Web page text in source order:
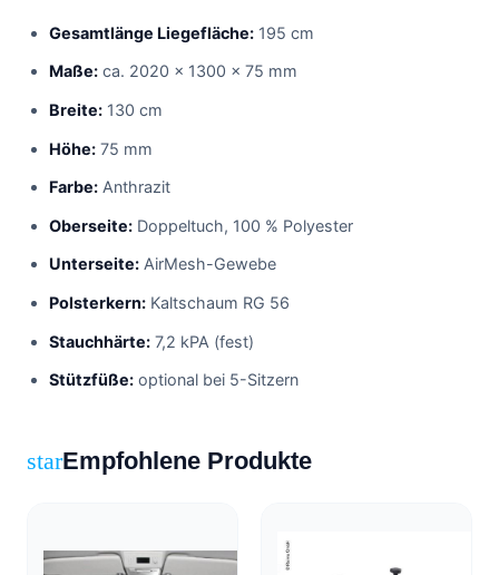
Gesamtlänge Liegefläche: 195 cm
Maße: ca. 2020 × 1300 × 75 mm
Breite: 130 cm
Höhe: 75 mm
Farbe: Anthrazit
Oberseite: Doppeltuch, 100 % Polyester
Unterseite: AirMesh-Gewebe
Polsterkern: Kaltschaum RG 56
Stauchhärte: 7,2 kPA (fest)
Stützfüße: optional bei 5-Sitzern
starEmpfohlene Produkte